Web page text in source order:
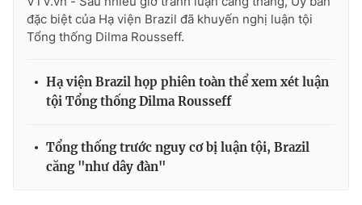
THỜI BÁO VTV
Theo dõi báo trên
đặc biệt của Hạ viện Brazil đã khuyến nghị luận tội
Tổng thống Dilma Rousseff.
Hạ viện Brazil họp phiên toàn thể xem xét luận
tội Tổng thống Dilma Rousseff
Tổng thống trước nguy cơ bị luận tội, Brazil
căng "như dây đàn"